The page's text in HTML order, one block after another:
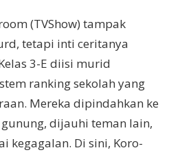
(TVShow) tampak
tetapi inti ceritanya
3-E diisi murid
ranking sekolah yang
Mereka dipindahkan ke
dijauhi teman lain,
kegagalan. Di sini, Koro-